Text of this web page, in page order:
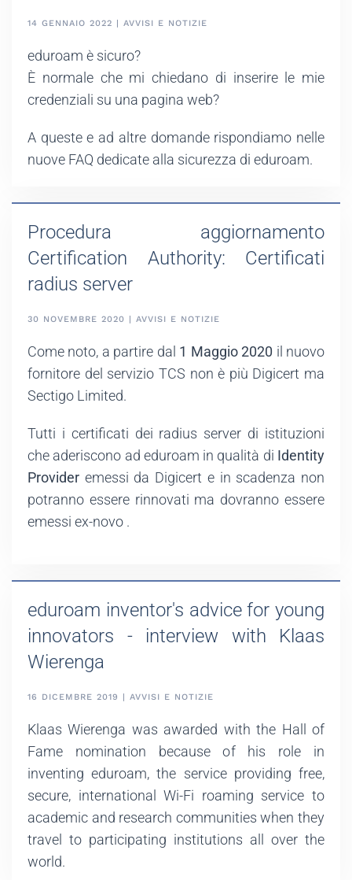
14 GENNAIO 2022 | AVVISI E NOTIZIE
eduroam è sicuro?
È normale che mi chiedano di inserire le mie
credenziali su una pagina web?
A queste e ad altre domande rispondiamo nelle
nuove FAQ dedicate alla sicurezza di eduroam.
Procedura aggiornamento
Certification Authority: Certificati
radius server
30 NOVEMBRE 2020 | AVVISI E NOTIZIE
Come noto, a partire dal 1 Maggio 2020 il nuovo
fornitore del servizio TCS non è più Digicert ma
Sectigo Limited.
Tutti i certificati dei radius server di istituzioni
che aderiscono ad eduroam in qualità di Identity
Provider emessi da Digicert e in scadenza non
potranno essere rinnovati ma dovranno essere
emessi ex-novo .
eduroam inventor's advice for young
innovators - interview with Klaas
Wierenga
16 DICEMBRE 2019 | AVVISI E NOTIZIE
Klaas Wierenga was awarded with the Hall of
Fame nomination because of his role in
inventing eduroam, the service providing free,
secure, international Wi-Fi roaming service to
academic and research communities when they
travel to participating institutions all over the
world.